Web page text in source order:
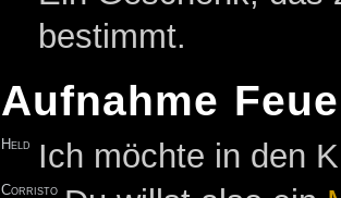
bestimmt.
Aufnahme
Held Ich möchte in den
Corristo